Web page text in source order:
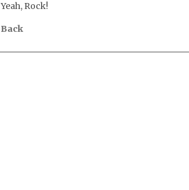
Yeah, Rock!
Back